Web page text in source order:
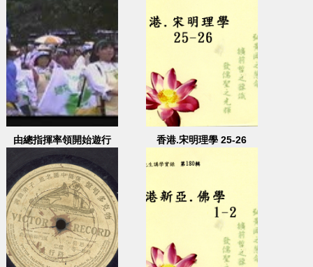
由總指揮率領開始遊行 香港.宋明理學 25-26